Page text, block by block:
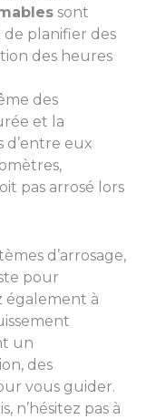
sont
de planifier des
des heures
des
et la
d’entre eux
pas arrosé lors
d’arrosage,
pour
également à
un
des
vous guider.
n’hésitez pas à